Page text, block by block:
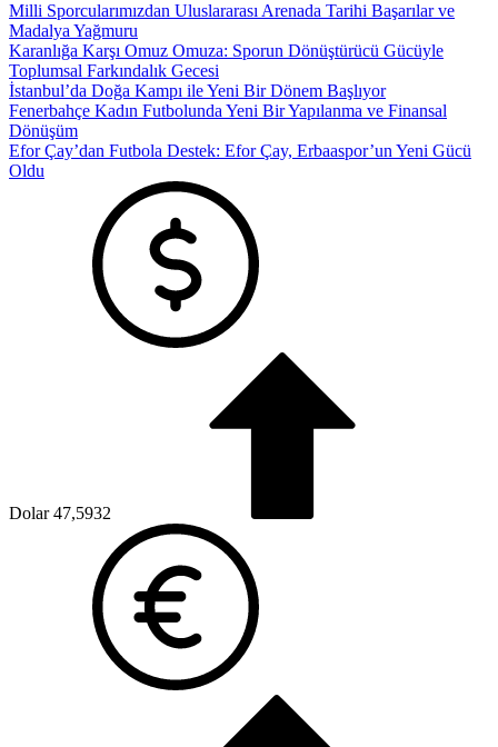
Milli Sporcularımızdan Uluslararası Arenada Tarihi Başarılar ve
Madalya Yağmuru
Karanlığa Karşı Omuz Omuza: Sporun Dönüştürücü Gücüyle
Toplumsal Farkındalık Gecesi
İstanbul’da Doğa Kampı ile Yeni Bir Dönem Başlıyor
Fenerbahçe Kadın Futbolunda Yeni Bir Yapılanma ve Finansal
Dönüşüm
Efor Çay’dan Futbola Destek: Efor Çay, Erbaaspor’un Yeni Gücü
Oldu
Dolar 47,5932